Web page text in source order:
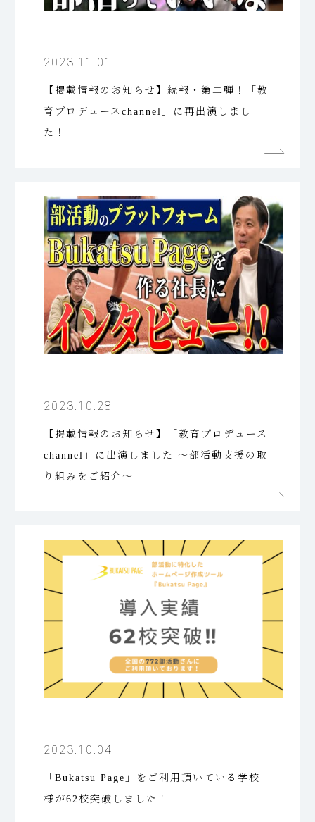
2023.11.01
【掲載情報のお知らせ】続報・第二弾！「教
育プロデュースchannel」に再出演しまし
た！
2023.10.28
【掲載情報のお知らせ】「教育プロデュース
channel」に出演しました ～部活動支援の取
り組みをご紹介～
2023.10.04
「Bukatsu Page」をご利用頂いている学校
様が62校突破しました！